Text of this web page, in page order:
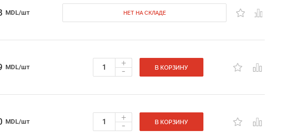
MDL/шт НЕТ НА СКЛАДЕ
MDL/шт +
- В КОРЗИНУ
MDL/шт +
- В КОРЗИНУ